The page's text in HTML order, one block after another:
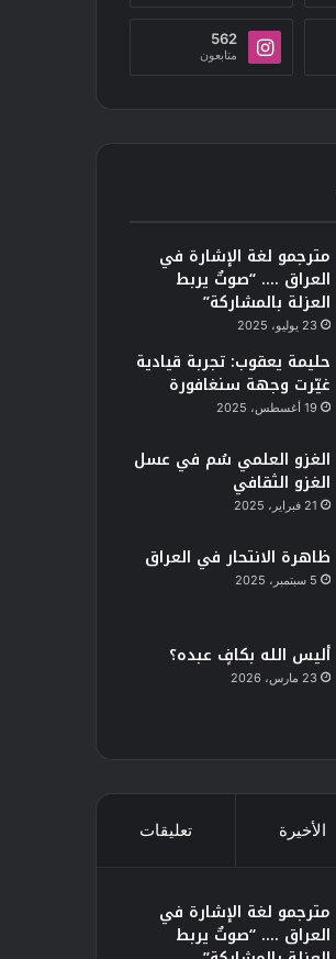
562
متابعون
مترجمو لغة الإشارة في
العراق …. “صوتٌ يربط
العزلة بالمشاركة”
23 يوليو، 2025
حليمة يعقوب: تجربة قيادية
غيّرت وجهة سنغافورة
19 أغسطس، 2025
الغزو العلمي سُم في عسل
الغزو الثقافي
21 فبراير، 2025
ظاهرة الانتحار في العراق
5 سبتمبر، 2025
أليس الله بكافٍ عبده؟
23 مارس، 2026
الأخيرة تعليقات
مترجمو لغة الإشارة في
العراق …. “صوتٌ يربط